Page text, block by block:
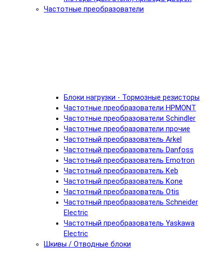
Частотные преобразователи
Блоки нагрузки - Тормозные резисторы
Частотные преобразователи HPMONT
Частотные преобразователи Schindler
Частотные преобразователи прочие
Частотный преобразователь Arkel
Частотный преобразователь Danfoss
Частотный преобразователь Emotron
Частотный преобразователь Keb
Частотный преобразователь Kone
Частотный преобразователь Otis
Частотный преобразователь Schneider
Electric
Частотный преобразователь Yaskawa
Electric
Шкивы / Отводные блоки